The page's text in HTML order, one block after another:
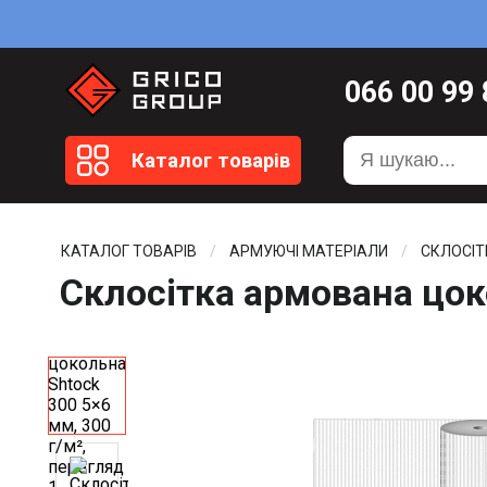
Каталог товарів
066 00 99
099 20 51
099 20 59
КАТАЛОГ ТОВАРІВ АРМУЮЧІ МАТЕРІАЛИ
Склосітка армована